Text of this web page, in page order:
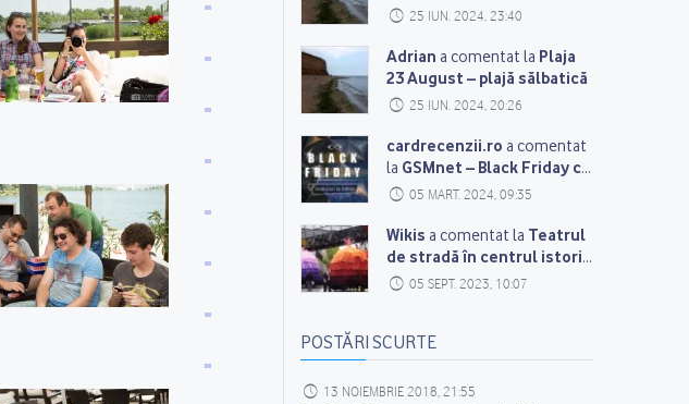
25 IUN. 2024, 23:40
Adrian a comentat la Plaja
23 August – plajă sălbatică
25 IUN. 2024, 20:26
cardrecenzii.ro a comentat
la GSMnet – Black Friday cu
reduceri la infinit!
05 MART. 2024, 09:35
Wikis a comentat la Teatrul
de stradă în centrul istoric
al Constanței
05 SEPT. 2023, 10:07
POSTĂRI SCURTE
13 NOIEMBRIE 2018, 21:55